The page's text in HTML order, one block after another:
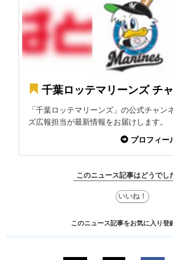
千葉ロッテマリーンズ チ
「千葉ロッテマリーンズ」の公式チャン
ズ広報担当が最新情報をお届けします。
プロフィー
このニュース記事はどうでし
このニュース記事をお気に入り登